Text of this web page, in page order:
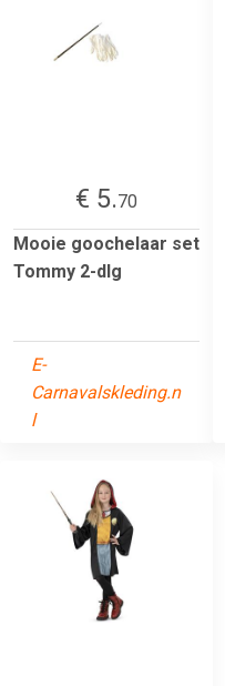
€ 5.70
Mooie goochelaar set
Tommy 2-dlg
E-
Carnavalskleding.n
l